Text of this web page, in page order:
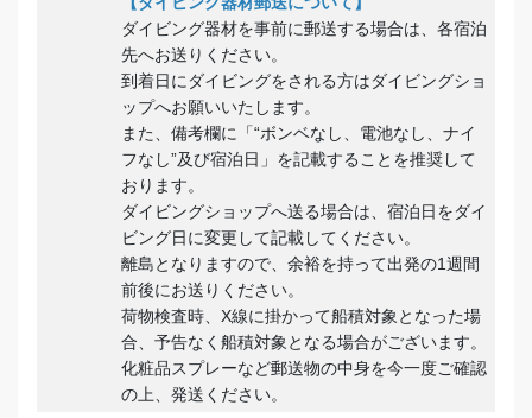
ダイビング器材を事前に郵送する場合は、各宿泊
先へお送りください。
到着日にダイビングをされる方はダイビングショ
ップへお願いいたします。
また、備考欄に「“ボンベなし、電池なし、ナイ
フなし”及び宿泊日」を記載することを推奨して
おります。
ダイビングショップへ送る場合は、宿泊日をダイ
ビング日に変更して記載してください。
離島となりますので、余裕を持って出発の1週間
前後にお送りください。
荷物検査時、X線に掛かって船積対象となった場
合、予告なく船積対象となる場合がございます。
化粧品スプレーなど郵送物の中身を今一度ご確認
の上、発送ください。